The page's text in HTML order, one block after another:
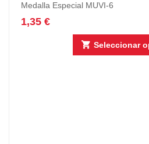
Medalla Especial MUVI-6
1,35 €
Seleccionar